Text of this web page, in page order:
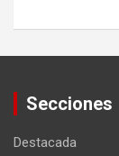
Secciones
Destacada